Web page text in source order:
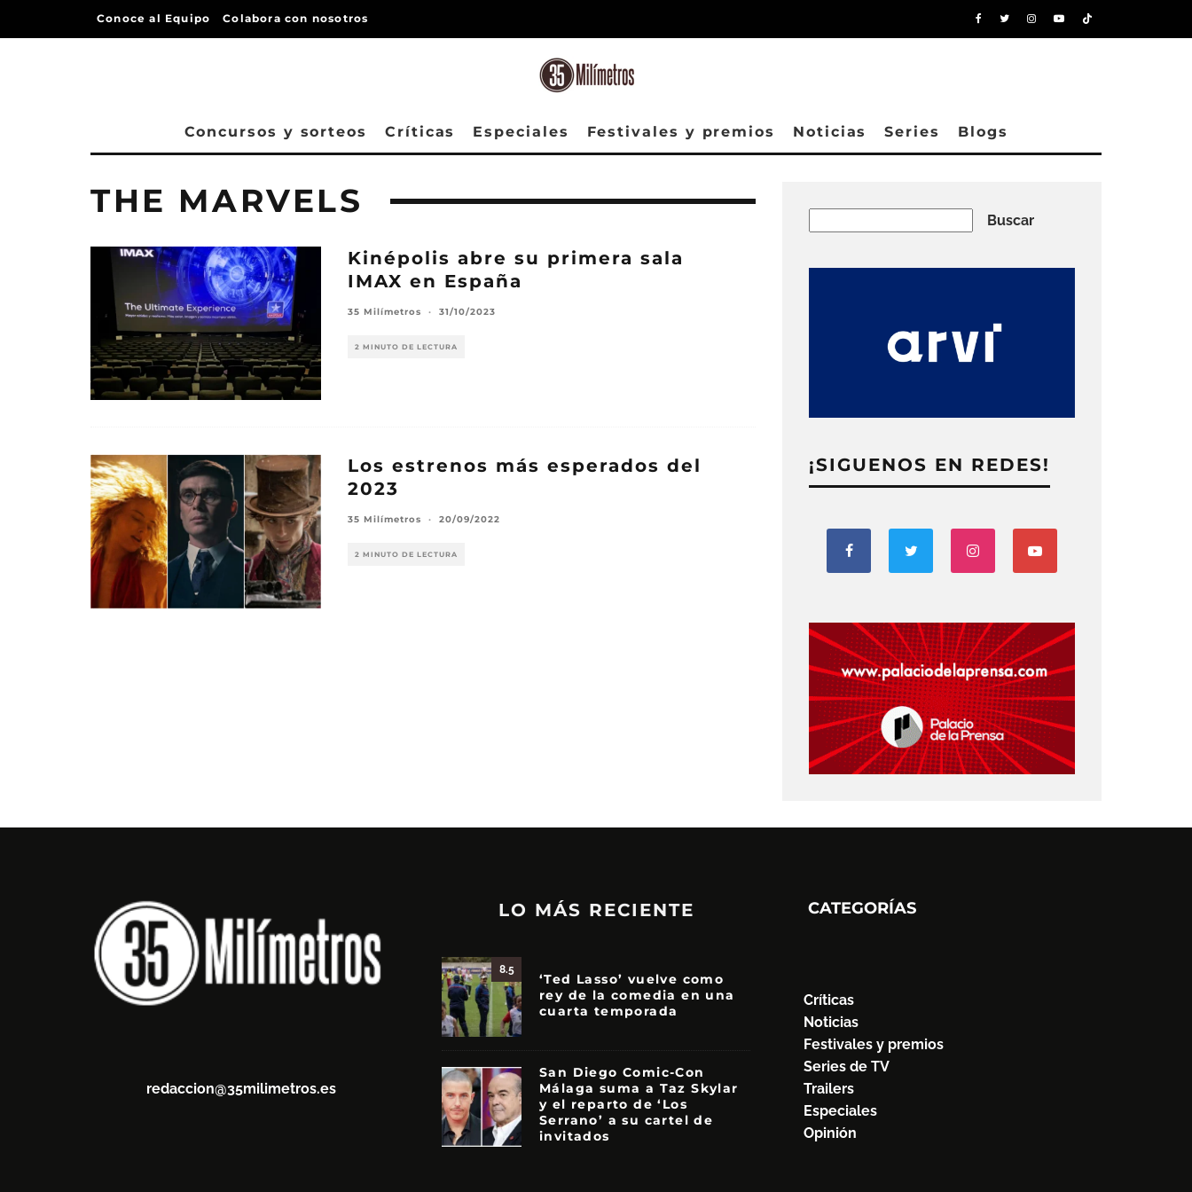
Conoce al Equipo Colabora con nosotros
Concursos y sorteos Críticas Especiales Festivales y premios Noticias Series Blogs
THE MARVELS
Kinépolis abre su primera sala
IMAX en España
35 Milímetros · 31/10/2023
2 MINUTO DE LECTURA
Los estrenos más esperados del
2023
35 Milímetros · 20/09/2022
2 MINUTO DE LECTURA
Buscar
¡SIGUENOS EN REDES!
redaccion@35milimetros.es
LO MÁS RECIENTE
8.5
‘Ted Lasso’ vuelve como
rey de la comedia en una
cuarta temporada
San Diego Comic-Con
Málaga suma a Taz Skylar
y el reparto de ‘Los
Serrano’ a su cartel de
invitados
CATEGORÍAS
Críticas
Noticias
Festivales y premios
Series de TV
Trailers
Especiales
Opinión